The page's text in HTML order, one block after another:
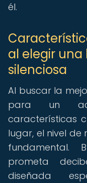
él.
al elegir
silenciosa
Al buscar la
para un
características
lugar, el nivel
fundamental.
prometa
diseñada